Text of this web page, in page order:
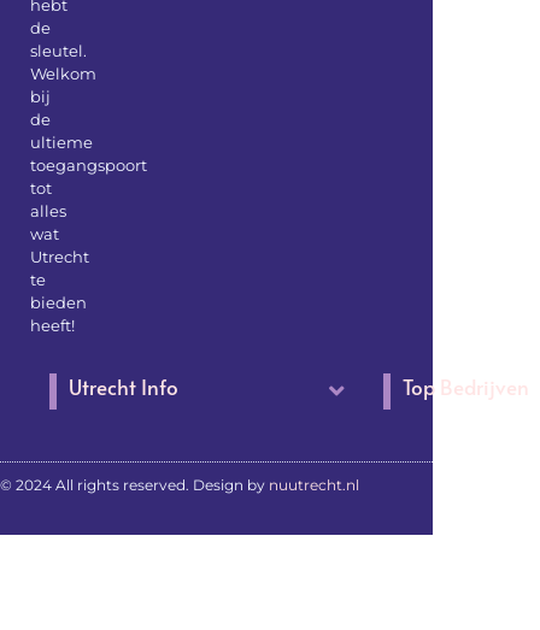
hebt
de
sleutel.
Welkom
bij
de
ultieme
toegangspoort
tot
alles
wat
Utrecht
te
bieden
heeft!
Utrecht Info Top Bedrijven
© 2024 All rights reserved. Design by nuutrecht.nl